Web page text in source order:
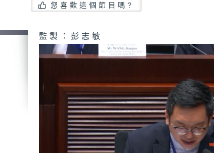
您喜歡這個節目嗎?
監製：彭志敏